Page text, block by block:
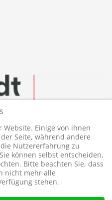
Einige von ihnen
Seite, während andere
Nutzererfahrung zu
können selbst entscheiden,
Bitte beachten Sie, dass
nicht mehr alle
stehen.